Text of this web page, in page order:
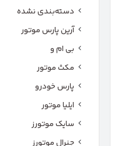
دسته‌بندی نشده
آرین پارس موتور
بی ام و
مکث موتور
پارس‌ خودرو
ایلیا موتور
سایک موتورز
جنرال موتورز